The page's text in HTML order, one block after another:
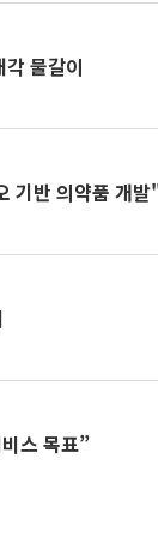
물갈이
기반 의약품 개
스 목표”